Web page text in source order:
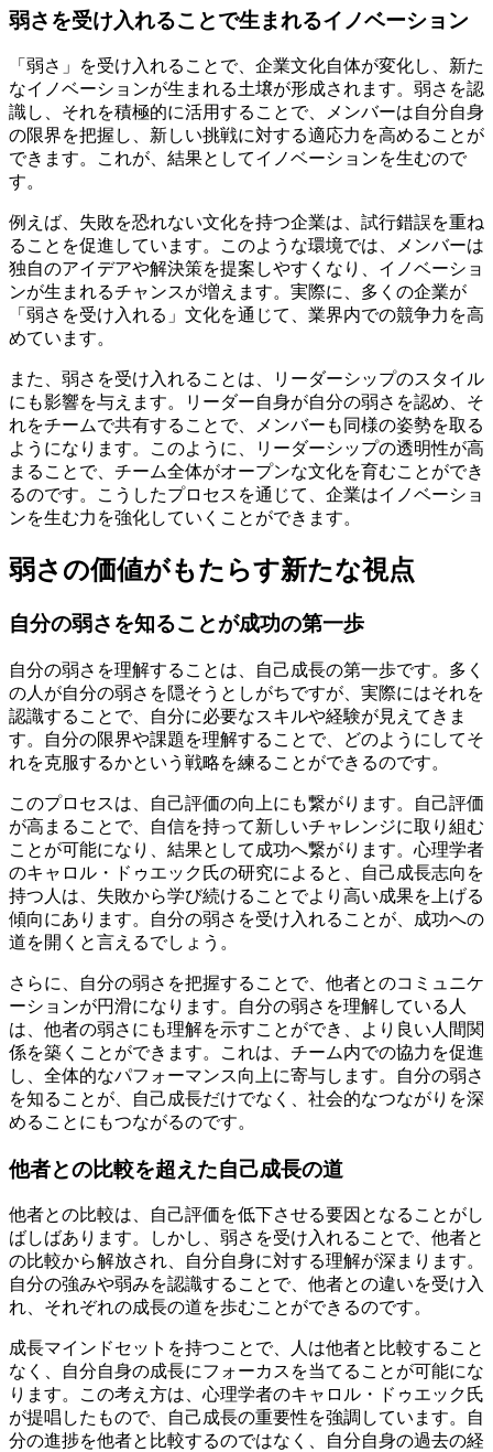
弱さを受け入れることで生まれるイノベーション
「弱さ」を受け入れることで、企業文化自体が変化し、新た
なイノベーションが生まれる土壌が形成されます。弱さを認
識し、それを積極的に活用することで、メンバーは自分自身
の限界を把握し、新しい挑戦に対する適応力を高めることが
できます。これが、結果としてイノベーションを生むので
す。
例えば、失敗を恐れない文化を持つ企業は、試行錯誤を重ね
ることを促進しています。このような環境では、メンバーは
独自のアイデアや解決策を提案しやすくなり、イノベーショ
ンが生まれるチャンスが増えます。実際に、多くの企業が
「弱さを受け入れる」文化を通じて、業界内での競争力を高
めています。
また、弱さを受け入れることは、リーダーシップのスタイル
にも影響を与えます。リーダー自身が自分の弱さを認め、そ
れをチームで共有することで、メンバーも同様の姿勢を取る
ようになります。このように、リーダーシップの透明性が高
まることで、チーム全体がオープンな文化を育むことができ
るのです。こうしたプロセスを通じて、企業はイノベーショ
ンを生む力を強化していくことができます。
弱さの価値がもたらす新たな視点
自分の弱さを知ることが成功の第一歩
自分の弱さを理解することは、自己成長の第一歩です。多く
の人が自分の弱さを隠そうとしがちですが、実際にはそれを
認識することで、自分に必要なスキルや経験が見えてきま
す。自分の限界や課題を理解することで、どのようにしてそ
れを克服するかという戦略を練ることができるのです。
このプロセスは、自己評価の向上にも繋がります。自己評価
が高まることで、自信を持って新しいチャレンジに取り組む
ことが可能になり、結果として成功へ繋がります。心理学者
のキャロル・ドゥエック氏の研究によると、自己成長志向を
持つ人は、失敗から学び続けることでより高い成果を上げる
傾向にあります。自分の弱さを受け入れることが、成功への
道を開くと言えるでしょう。
さらに、自分の弱さを把握することで、他者とのコミュニケ
ーションが円滑になります。自分の弱さを理解している人
は、他者の弱さにも理解を示すことができ、より良い人間関
係を築くことができます。これは、チーム内での協力を促進
し、全体的なパフォーマンス向上に寄与します。自分の弱さ
を知ることが、自己成長だけでなく、社会的なつながりを深
めることにもつながるのです。
他者との比較を超えた自己成長の道
他者との比較は、自己評価を低下させる要因となることがし
ばしばあります。しかし、弱さを受け入れることで、他者と
の比較から解放され、自分自身に対する理解が深まります。
自分の強みや弱みを認識することで、他者との違いを受け入
れ、それぞれの成長の道を歩むことができるのです。
成長マインドセットを持つことで、人は他者と比較すること
なく、自分自身の成長にフォーカスを当てることが可能にな
ります。この考え方は、心理学者のキャロル・ドゥエック氏
が提唱したもので、自己成長の重要性を強調しています。自
分の進捗を他者と比較するのではなく、自分自身の過去の経